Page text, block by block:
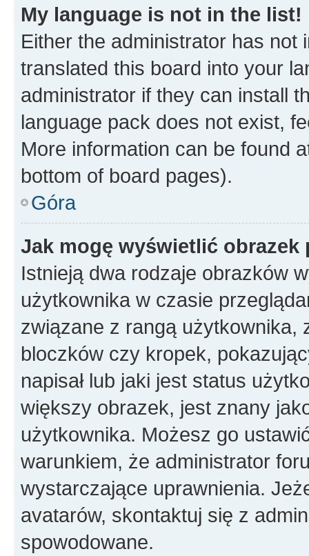
My language is not in the list!
Either the administrator has not
translated this board into your
administrator if they can install
language pack does not exist,
More information can be found
bottom of board pages).
Góra
Jak mogę wyświetlić
Istnieją dwa rodzaje obrazków
użytkownika w czasie
związane z rangą użytkownika,
bloczków czy kropek,
napisał lub jaki jest status
większy obrazek, jest znany
użytkownika. Możesz go
warunkiem, że administrator
wystarczające uprawnienia.
avatarów, skontaktuj się z
spowodowane.